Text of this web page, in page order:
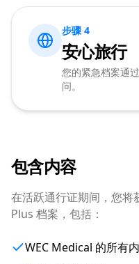
步骤 4
安心旅行
您的紧急档案通
问。
包含内容
在活跃通行证期间，您将
Plus 档案，包括：
WEC Medical 的所有